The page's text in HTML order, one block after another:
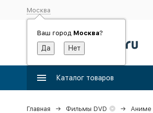
Москва
Ваш город Москва?
Каталог товаров
Главная Фильмы DVD Аниме